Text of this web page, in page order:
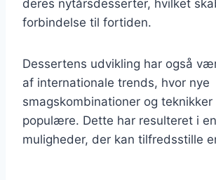
deres nytårsdesserter, hvilket
forbindelse til fortiden.
Dessertens udvikling har også
af internationale trends, hvor nye
smagskombinationer og
populære. Dette har resulteret i
muligheder, der kan tilfredsstille